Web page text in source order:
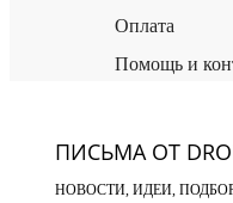
Оплата
Помощь и
ПИСЬМА ОТ
НОВОСТИ, ИДЕИ,